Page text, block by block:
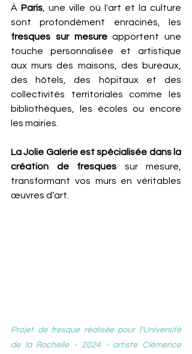
À Paris , une ville où l'art et la culture
fresques sur mesure apportent une
touche personnalisée et artistique
aux murs des maisons, des bureaux,
des hôtels, des hôpitaux et des
collectivités territoriales comme les
bibliothèques, les écoles ou encore
les mairies.
La Jolie Galerie est spécialisée dans la
création de fresques sur mesure,
transformant vos murs en véritables
œuvres d’art.
Projet de fresque réalisée pour l'Université
de la Rochelle - 2024 - artiste Clémence